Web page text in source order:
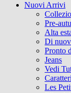
Nuovi Arrivi
Pre-
Alta
Di
Pronto
Jeans
Vedi
Les